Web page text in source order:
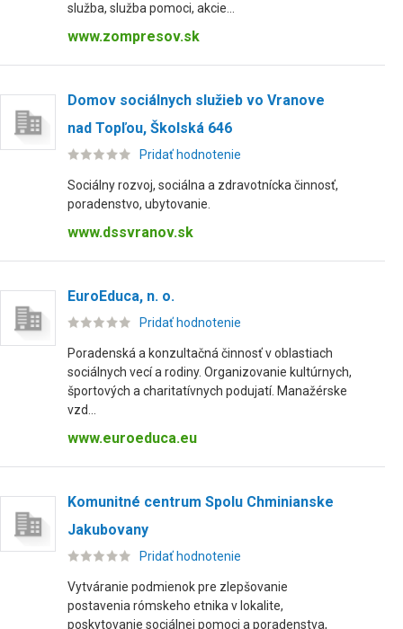
služba, služba pomoci, akcie...
www.zompresov.sk
Domov sociálnych služieb vo Vranove
nad Topľou, Školská 646
Pridať hodnotenie
Sociálny rozvoj, sociálna a zdravotnícka činnosť,
poradenstvo, ubytovanie.
www.dssvranov.sk
EuroEduca, n. o.
Pridať hodnotenie
Poradenská a konzultačná činnosť v oblastiach
sociálnych vecí a rodiny. Organizovanie kultúrnych,
športových a charitatívnych podujatí. Manažérske
vzd...
www.euroeduca.eu
Komunitné centrum Spolu Chminianske
Jakubovany
Pridať hodnotenie
Vytváranie podmienok pre zlepšovanie
postavenia rómskeho etnika v lokalite,
poskytovanie sociálnej pomoci a poradenstva,